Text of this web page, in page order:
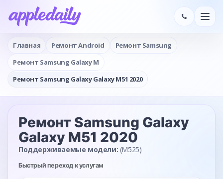
Главная Ремонт Android
Ремонт Samsung
Ремонт Samsung Galaxy M
Ремонт Samsung Galaxy Galaxy M51 2020
Ремонт Samsung Galaxy
Galaxy M51 2020
Поддерживаемые модели: (M525)
Быстрый переход к услугам